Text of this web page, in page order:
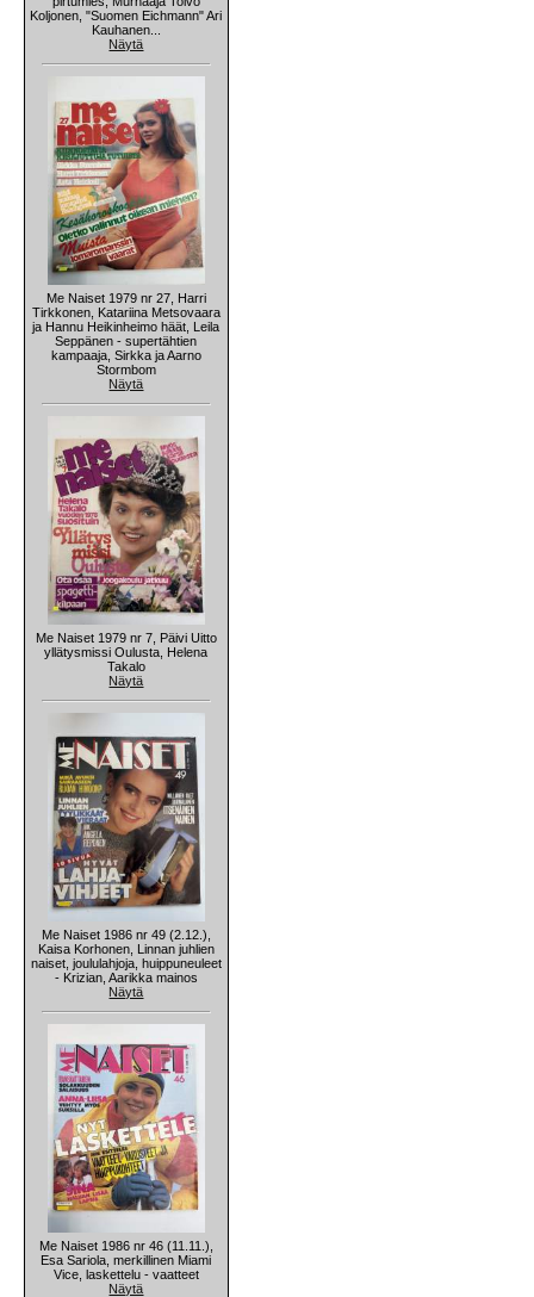
Koljonen, "Suomen Eichmann" Ari
Kauhanen...
Näytä
Me Naiset 1979 nr 27, Harri
Tirkkonen, Katariina Metsovaara
ja Hannu Heikinheimo häät, Leila
Seppänen - supertähtien
kampaaja, Sirkka ja Aarno
Stormbom
Näytä
Me Naiset 1979 nr 7, Päivi Uitto
yllätysmissi Oulusta, Helena
Takalo
Näytä
Me Naiset 1986 nr 49 (2.12.),
Kaisa Korhonen, Linnan juhlien
naiset, joululahjoja, huippuneuleet
- Krizian, Aarikka mainos
Näytä
Me Naiset 1986 nr 46 (11.11.),
Esa Sariola, merkillinen Miami
Vice, laskettelu - vaatteet
Näytä